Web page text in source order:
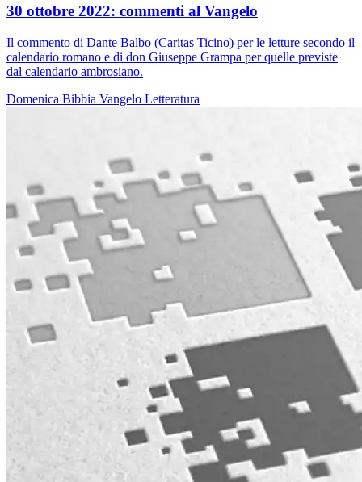
30 ottobre 2022: commenti al Vangelo
Il commento di Dante Balbo (Caritas Ticino) per le letture secondo il
calendario romano e di don Giuseppe Grampa per quelle previste
dal calendario ambrosiano.
Domenica Bibbia Vangelo Letteratura